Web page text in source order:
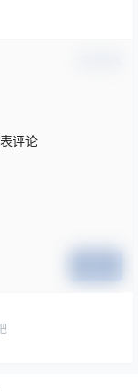
评论